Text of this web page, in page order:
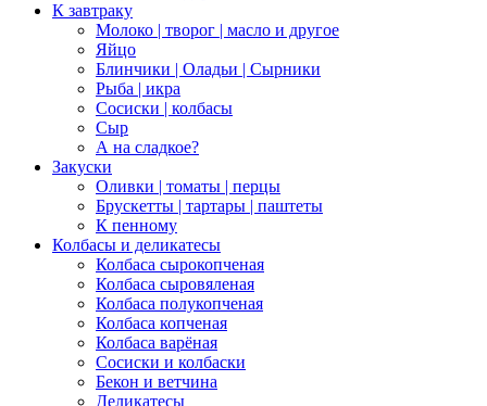
К завтраку
Молоко | творог | масло и другое
Яйцо
Блинчики | Оладьи | Сырники
Рыба | икра
Сосиски | колбасы
Сыр
А на сладкое?
Закуски
Оливки | томаты | перцы
Брускетты | тартары | паштеты
К пенному
Колбасы и деликатесы
Колбаса сырокопченая
Колбаса сыровяленая
Колбаса полукопченая
Колбаса копченая
Колбаса варёная
Сосиски и колбаски
Бекон и ветчина
Деликатесы